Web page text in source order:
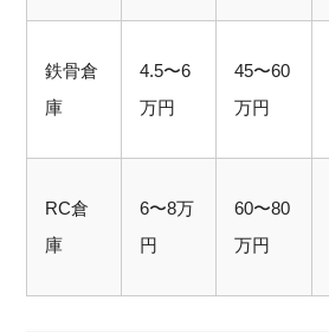
鉄骨倉
庫
4.5〜6
万円
45〜60
万円
RC倉
庫
6〜8万
円
60〜80
万円